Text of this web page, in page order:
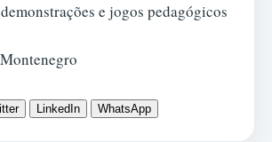
e jogos pedagógicos
LinkedIn WhatsApp